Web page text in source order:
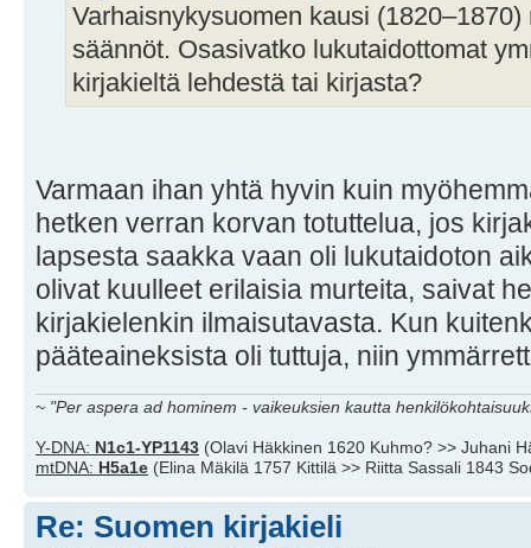
Varhaisnykysuomen kausi
säännöt. Osasivatko lukutaidottomat
kirjakieltä lehdestä tai kirjasta?
Varmaan ihan yhtä hyvin kuin
hetken verran korvan totuttelua, jos
lapsesta saakka vaan oli lukutaidoton
olivat kuulleet erilaisia murteita, saivat
kirjakielenkin ilmaisutavasta. Kun
pääteaineksista oli tuttuja, niin
~ "Per aspera ad hominem - vaikeuksien kautta
Y-DNA: N1c1-YP1143 (Olavi Häkkinen 1620 Kuhmo? >> Juhani
mtDNA: H5a1e (Elina Mäkilä 1757 Kittilä >> Riitta Sassali 1843
Re: Suomen kirjakieli